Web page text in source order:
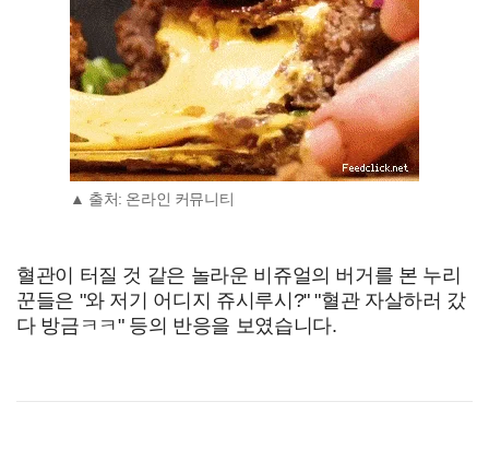
▲ 출처: 온라인 커뮤니티
혈관이 터질 것 같은 놀라운 비쥬얼의 버거를 본 누리
꾼들은 "와 저기 어디지 쥬시루시?" "혈관 자살하러 갔
다 방금ㅋㅋ" 등의 반응을 보였습니다.